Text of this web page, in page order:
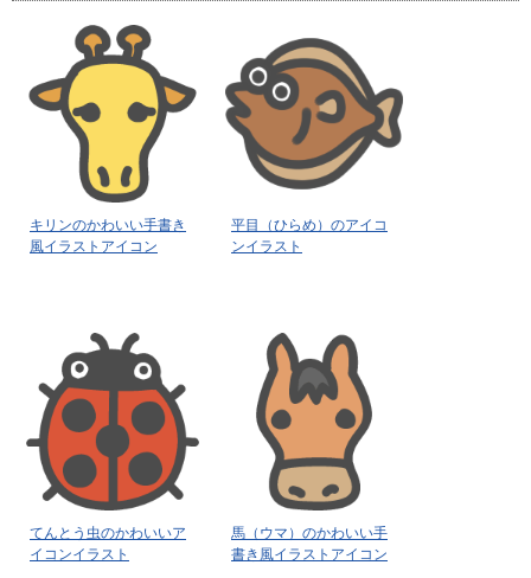
キリンのかわいい手書き
風イラストアイコン
平目（ひらめ）のアイコ
ンイラスト
てんとう虫のかわいいア
イコンイラスト
馬（ウマ）のかわいい手
書き風イラストアイコン